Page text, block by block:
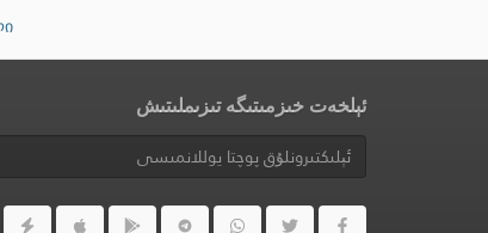
ئېلخەت خىزمىتىگە تىزىملىتىش